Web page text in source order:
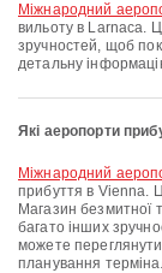
Міжнародний
вильоту в Larnaca.
зручностей, щоб
детальну
Які аеропорти
Міжнародний
прибуття в Vienna.
Магазин безмитної
багато інших
можете
планування